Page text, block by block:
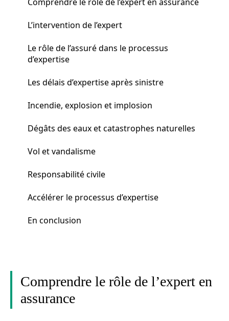
L’intervention de l’expert
Le rôle de l’assuré dans le processus
d’expertise
Les délais d’expertise après sinistre
Incendie, explosion et implosion
Dégâts des eaux et catastrophes naturelles
Vol et vandalisme
Responsabilité civile
Accélérer le processus d’expertise
En conclusion
Comprendre le rôle de l’expert en
assurance